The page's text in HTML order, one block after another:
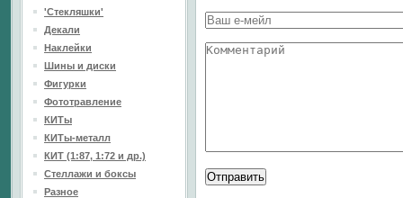
'Стекляшки'
Декали
Наклейки
Шины и диски
Фигурки
Фототравление
КИТы
КИТы-металл
КИТ (1:87, 1:72 и др.)
Стеллажи и боксы
Разное